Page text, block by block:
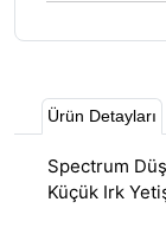
Ürün Detayları
Spectrum
Küçük Irk